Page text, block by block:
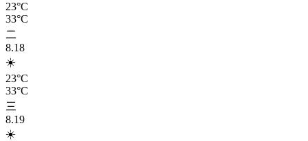
23°C
33°C
二
8.18
☀️
23°C
33°C
三
8.19
☀️